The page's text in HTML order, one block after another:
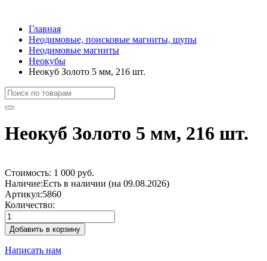
Главная
Неодимовые, поисковые магниты, щупы
Неодимовые магниты
Неокубы
Неокуб Золото 5 мм, 216 шт.
Неокуб Золото 5 мм, 216 шт.
Стоимость: 1 000 руб.
Наличие:Есть в наличии (на 09.08.2026)
Артикул:5860
Количество:
Добавить в корзину
Написать нам